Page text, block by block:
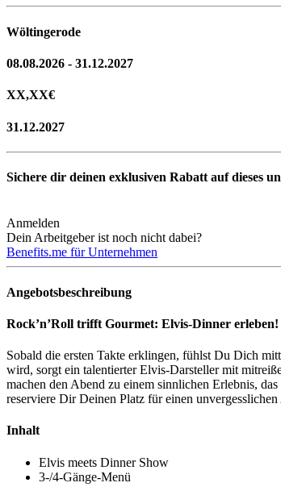
Wöltingerode
08.08.2026 - 31.12.2027
XX,XX€
31.12.2027
Sichere dir deinen exklusiven Rabatt auf dieses
Anmelden
Dein Arbeitgeber ist noch nicht dabei?
Benefits.me für Unternehmen
Angebotsbeschreibung
Rock’n’Roll trifft Gourmet: Elvis-Dinner erleben!
Sobald die ersten Takte erklingen, fühlst Du Dich
wird, sorgt ein talentierter Elvis-Darsteller mit
machen den Abend zu einem sinnlichen Erlebnis,
reserviere Dir Deinen Platz für einen
Inhalt
Elvis meets Dinner Show
3-/4-Gänge-Menü